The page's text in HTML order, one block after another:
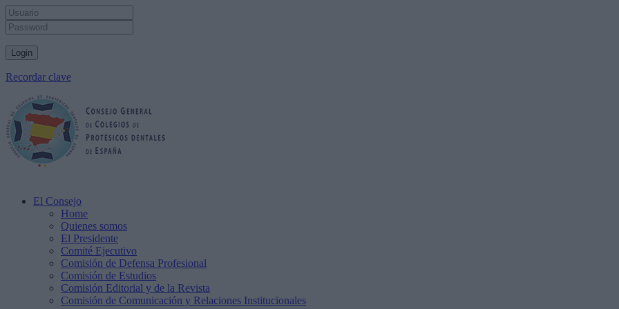
Recordar clave
El Consejo
Home
Quienes somos
El Presidente
Comité Ejecutivo
Comisión de Defensa Profesional
Comisión de Estudios
Comisión Editorial y de la Revista
Comisión de Comunicación y Relaciones Institucionales